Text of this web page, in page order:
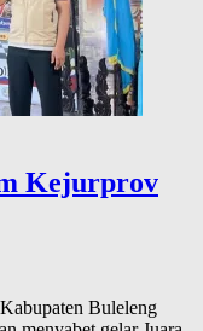
Kejurprov
Buleleng